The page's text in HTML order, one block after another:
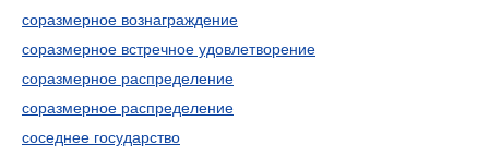
соразмерное вознаграждение
соразмерное встречное удовлетворение
соразмерное распределение
соразмерное распределение
соседнее государство